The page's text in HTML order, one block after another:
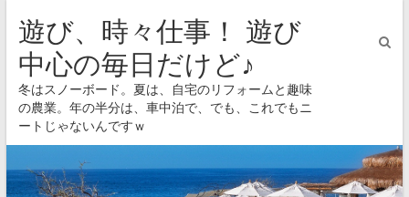
遊び、時々仕事！ 遊び
中心の毎日だけど♪
冬はスノーボード。夏は、自宅のリフォームと趣味
の農業。年の半分は、車中泊で、でも、これでもニ
ートじゃないんですｗ